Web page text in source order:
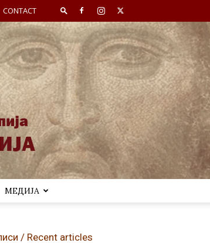
CONTACT
МЕДИЈА
/ Recent articles